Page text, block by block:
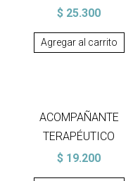
$ 25.300
Agregar al carrito
ACOMPAÑANTE
TERAPÉUTICO
$ 19.200